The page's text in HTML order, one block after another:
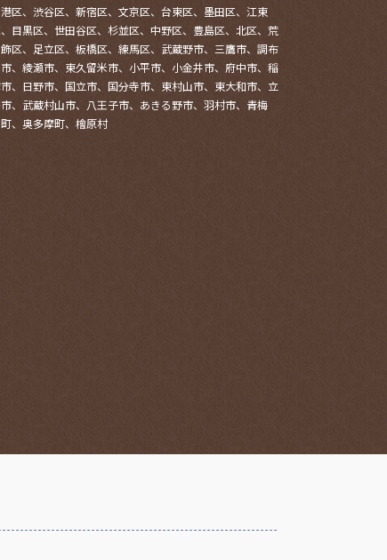
区、渋谷区、新宿区、文京区、台東区、墨田区、江東
目黒区、世田谷区、杉並区、中野区、豊島区、北区、荒
区、足立区、板橋区、練馬区、武蔵野市、三鷹市、調布
、綾瀬市、東久留米市、小平市、小金井市、府中市、稲
、日野市、国立市、国分寺市、東村山市、東大和市、立
、武蔵村山市、八王子市、あきる野市、羽村市、青梅
、奥多摩町、檜原村